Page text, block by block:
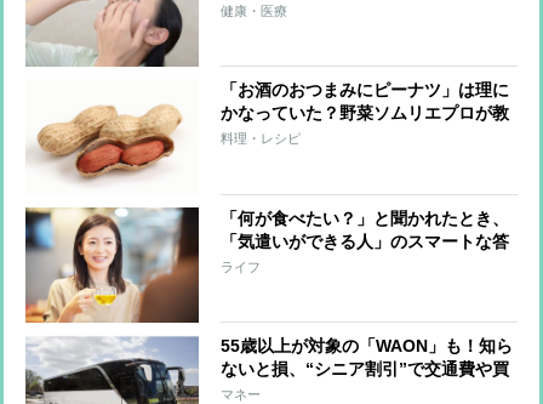
薬の選び方
健康・医療
「お酒のおつまみにピーナツ」は理に
かなっていた？野菜ソムリエプロが教
える落花生の健康パワー
料理・レシピ
「何が食べたい？」と聞かれたとき、
「気遣いができる人」のスマートな答
え方
ライフ
55歳以上が対象の「WAON」も！知ら
ないと損、“シニア割引”で交通費や買
い物がお得に
マネー